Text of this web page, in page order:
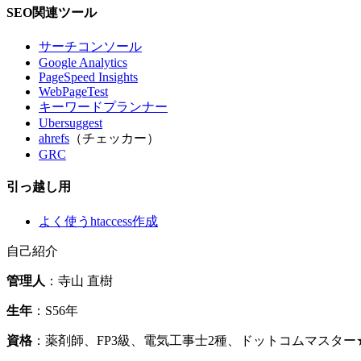
SEO関連ツール
サーチコンソール
Google Analytics
PageSpeed Insights
WebPageTest
キーワードプランナー
Ubersuggest
ahrefs （チェッカー）
GRC
引っ越し用
よく使うhtaccess作成
自己紹介
管理人 ：寺山 直樹
生年 ：S56年
資格：薬剤師、FP3級、電気工事士2種、ドットコムマスタ